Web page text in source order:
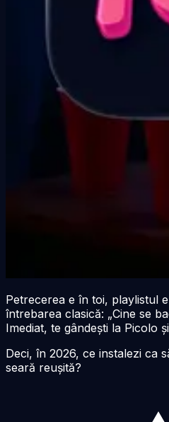
Petrecerea e în toi, playlistul
întrebarea clasică: „Cine se
Imediat, te gândești la Picolo
Deci, în 2026, ce instalezi ca
seară reușită?